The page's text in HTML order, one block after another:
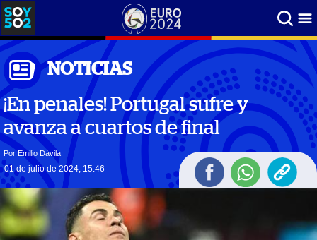
NOTICIAS
¡En penales! Portugal sufre y
avanza a cuartos de final
Por Emilio Dávila
01 de julio de 2024, 15:46